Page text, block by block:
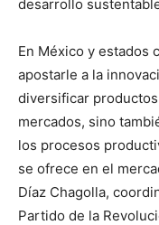
desarrollo
En México y estados
apostarle a la
diversificar
mercados, sino
los procesos
se ofrece en el
Díaz Chagolla,
Partido de la